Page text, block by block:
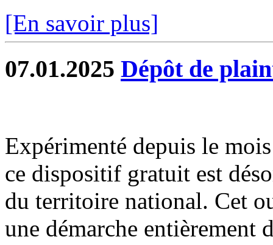
[En savoir plus]
07.01.2025 Dépôt de
Expérimenté depuis le
ce dispositif gratuit est
du territoire national. Cet
une démarche entièrement